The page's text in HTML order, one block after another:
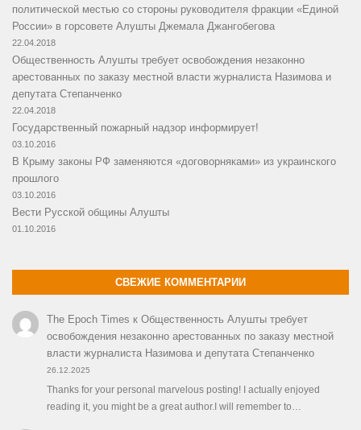
политической местью со стороны руководителя фракции «Единой
России» в горсовете Алушты Джемала Джангобегова
22.04.2018
Общественность Алушты требует освобождения незаконно
арестованных по заказу местной власти журналиста Назимова и
депутата Степанченко
22.04.2018
Государственный пожарный надзор информирует!
03.10.2016
В Крыму законы РФ заменяются «договорняками» из украинского
прошлого
03.10.2016
Вести Русской общины Алушты
01.10.2016
СВЕЖИЕ КОММЕНТАРИИ
The Epoch Times к Общественность Алушты требует
освобождения незаконно арестованных по заказу местной
власти журналиста Назимова и депутата Степанченко
26.12.2025
Thanks for your personal marvelous posting! I actually enjoyed
reading it, you might be a great author.I will remember to…